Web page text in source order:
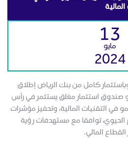
13
مايو
2024
كامل من بنك الرياض إطلاق
وهو صندوق استثمار مغلق يستثمر في رأس
في التقنيات المالية، وتحفيز مؤشرات
الحيوي، توافقا مع مستهدفات رؤية